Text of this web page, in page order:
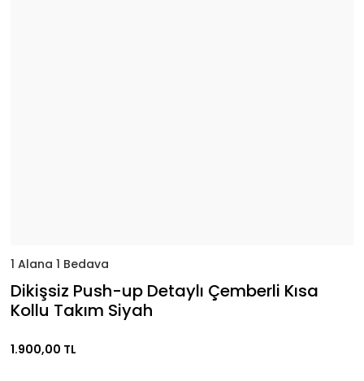
1 Alana 1 Bedava
Dikişsiz Push-up Detaylı Çemberli Kısa
Kollu Takım Siyah
1.900,00 TL